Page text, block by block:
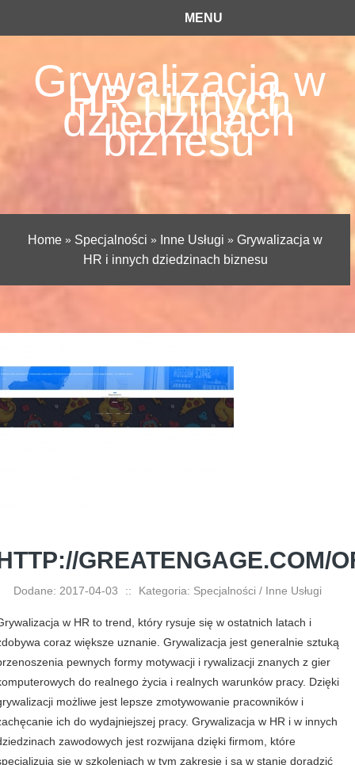
MENU
Grywalizacja w
HR i innych
dziedzinach
biznesu
Home » Specjalności » Inne Usługi » Grywalizacja w
HR i innych dziedzinach biznesu
GREATENGAGE.COM/
Dodane: 2017-04-03 :: Kategoria: Specjalności / Inne Usługi
w HR to trend, który rysuje się w ostatnich latach i
coraz większe uznanie. Grywalizacja jest generalnie sztuką
pewnych formy motywacji i rywalizacji znanych z gier
do realnego życia i realnych warunków pracy. Dzięki
możliwe jest lepsze zmotywowanie pracowników i
ich do wydajniejszej pracy. Grywalizacja w HR i w innych
zawodowych jest rozwijana dzięki firmom, które
się w szkoleniach w tym zakresie i są w stanie doradzić